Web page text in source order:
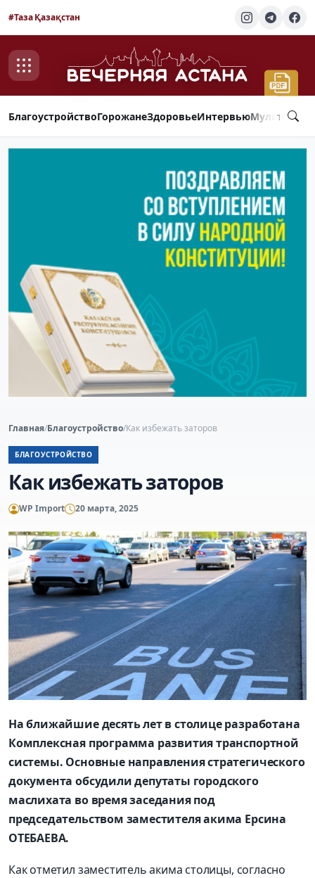
#Таза Қазақстан
БлагоустройствоГорожанеЗдоровьеИнтервью
Главная/Благоустройство/Как избежать заторов
БЛАГОУСТРОЙСТВО
Как избежать заторов
WP Import 20 марта, 2025
На ближайшие десять лет в столице разработана
Комплексная программа развития транспортной
системы. Основные направления стратегического
документа обсудили депутаты городского
маслихата во время заседания под
председательством заместителя акима Ерсина
ОТЕБАЕВА.
Как отметил заместитель акима столицы, согласно